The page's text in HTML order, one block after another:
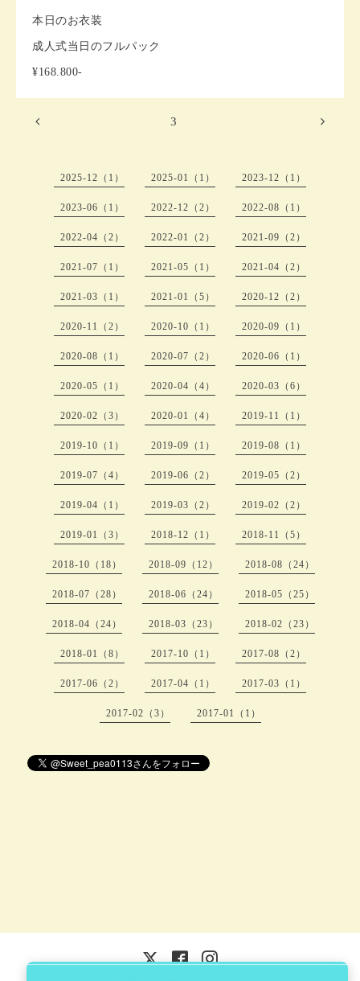
本日のお衣装
成人式当日のフルパック
¥168.800-
3
2025-12（1） 2025-01（1） 2023-12（1）
2023-06（1） 2022-12（2） 2022-08（1）
2022-04（2） 2022-01（2） 2021-09（2）
2021-07（1） 2021-05（1） 2021-04（2）
2021-03（1） 2021-01（5） 2020-12（2）
2020-11（2） 2020-10（1） 2020-09（1）
2020-08（1） 2020-07（2） 2020-06（1）
2020-05（1） 2020-04（4） 2020-03（6）
2020-02（3） 2020-01（4） 2019-11（1）
2019-10（1） 2019-09（1） 2019-08（1）
2019-07（4） 2019-06（2） 2019-05（2）
2019-04（1） 2019-03（2） 2019-02（2）
2019-01（3） 2018-12（1） 2018-11（5）
2018-10（18） 2018-09（12） 2018-08（24）
2018-07（28） 2018-06（24） 2018-05（25）
2018-04（24） 2018-03（23） 2018-02（23）
2018-01（8） 2017-10（1） 2017-08（2）
2017-06（2） 2017-04（1） 2017-03（1）
2017-02（3） 2017-01（1）